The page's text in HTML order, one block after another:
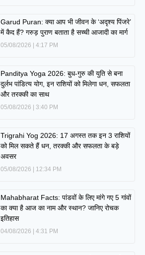
Garud Puran: क्या आप भी जीवन के ‘अदृश्य पिंजरे’
में कैद हैं? गरुड़ पुराण बताता है सच्ची आजादी का मार्ग
05/08/2026 4:17 PM
Panditya Yoga 2026: बुध-गुरु की युति से बना
दुर्लभ पांडित्य योग, इन राशियों को मिलेगा धन, सफलता
और तरक्की का साथ
05/08/2026 3:40 PM
Trigrahi Yog 2026: 17 अगस्त तक इन 3 राशियों
को मिल सकते हैं धन, तरक्की और सफलता के बड़े
अवसर
05/08/2026 12:34 PM
Mahabharat Facts: पांडवों के लिए मांगे गए 5 गांवों
का क्या है आज का नाम और स्थान? जानिए रोचक
इतिहास
04/08/2026 4:31 PM